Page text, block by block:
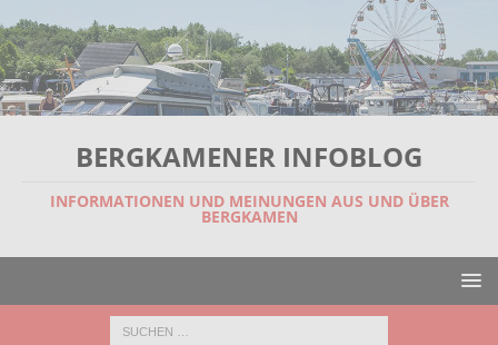
BERGKAMENER INFOBLOG
INFORMATIONEN UND MEINUNGEN AUS UND ÜBER
BERGKAMEN